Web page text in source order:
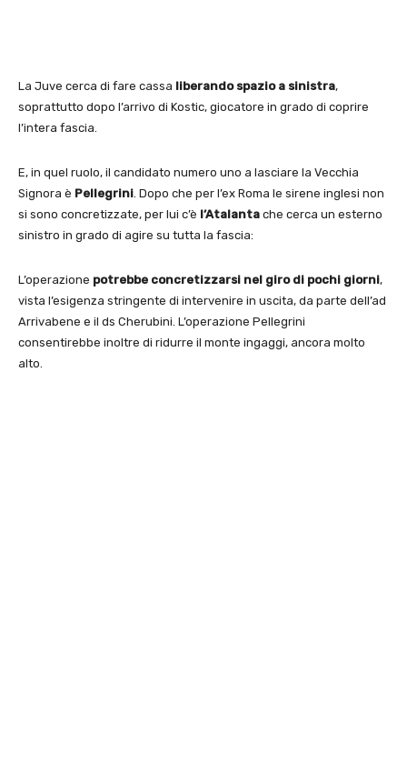
La Juve cerca di fare cassa liberando spazio a sinistra,
soprattutto dopo l’arrivo di Kostic, giocatore in grado di coprire
l’intera fascia.
E, in quel ruolo, il candidato numero uno a lasciare la Vecchia
Signora è Pellegrini. Dopo che per l’ex Roma le sirene inglesi non
si sono concretizzate, per lui c’è l’Atalanta che cerca un esterno
sinistro in grado di agire su tutta la fascia:
L’operazione potrebbe concretizzarsi nel giro di pochi giorni,
vista l’esigenza stringente di intervenire in uscita, da parte dell’ad
Arrivabene e il ds Cherubini. L’operazione Pellegrini
consentirebbe inoltre di ridurre il monte ingaggi, ancora molto
alto.